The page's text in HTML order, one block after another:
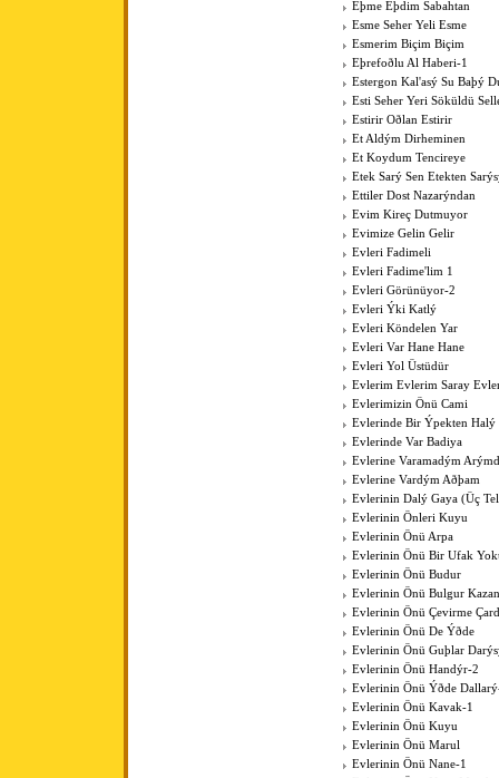
Eþme Eþdim Sabahtan
Esme Seher Yeli Esme
Esmerim Biçim Biçim
Eþrefoðlu Al Haberi-1
Estergon Kal'asý Su Baþý
Esti Seher Yeri Söküldü
Estirir Oðlan Estirir
Et Aldým Dirheminen
Et Koydum Tencireye
Etek Sarý Sen Etekten
Ettiler Dost Nazarýndan
Evim Kireç Dutmuyor
Evimize Gelin Gelir
Evleri Fadimeli
Evleri Fadime'lim 1
Evleri Görünüyor-2
Evleri Ýki Katlý
Evleri Köndelen Yar
Evleri Var Hane Hane
Evleri Yol Üstüdür
Evlerim Evlerim Saray
Evlerimizin Önü Cami
Evlerinde Bir Ýpekten Halý
Evlerinde Var Badiya
Evlerine Varamadým
Evlerine Vardým Aðþam
Evlerinin Dalý Gaya (Üç
Evlerinin Önleri Kuyu
Evlerinin Önü Arpa
Evlerinin Önü Bir Ufak
Evlerinin Önü Budur
Evlerinin Önü Bulgur
Evlerinin Önü Çevirme
Evlerinin Önü De Ýðde
Evlerinin Önü Guþlar
Evlerinin Önü Handýr-2
Evlerinin Önü Ýðde
Evlerinin Önü Kavak-1
Evlerinin Önü Kuyu
Evlerinin Önü Marul
Evlerinin Önü Nane-1